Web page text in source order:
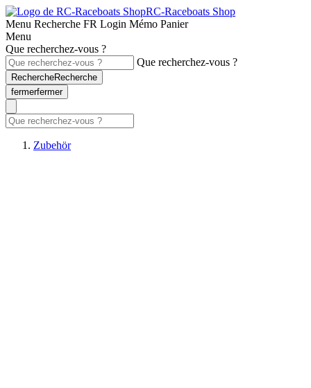
RC-Raceboats Shop
Menu Recherche FR Login Mémo Panier
Menu
Que recherchez-vous ?
Que recherchez-vous ?
RechercheRecherche
fermerfermer
Zubehör